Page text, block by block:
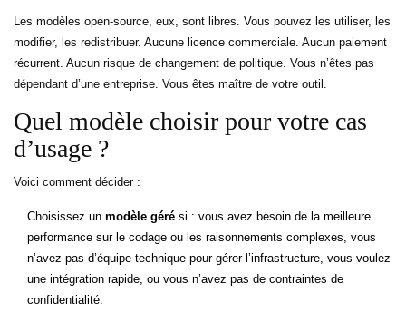
Les modèles open-source, eux, sont libres. Vous pouvez les utiliser, les
modifier, les redistribuer. Aucune licence commerciale. Aucun paiement
récurrent. Aucun risque de changement de politique. Vous n’êtes pas
dépendant d’une entreprise. Vous êtes maître de votre outil.
Quel modèle choisir pour votre cas
d’usage ?
Voici comment décider :
Choisissez un modèle géré si : vous avez besoin de la meilleure
performance sur le codage ou les raisonnements complexes, vous
n’avez pas d’équipe technique pour gérer l’infrastructure, vous voulez
une intégration rapide, ou vous n’avez pas de contraintes de
confidentialité.